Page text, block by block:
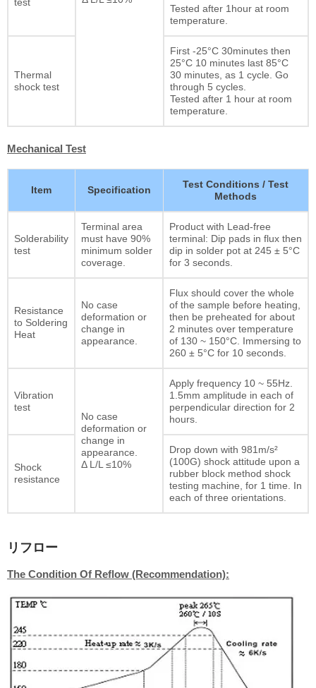
test
Tested after 1hour at room
temperature.
Thermal
shock test
First -25°C 30minutes then
25°C 10 minutes last 85°C
30 minutes, as 1 cycle. Go
through 5 cycles.
Tested after 1 hour at room
temperature.
Mechanical Test
Item Specification
Test Conditions / Test
Methods
Solderability
test
Terminal area
must have 90%
minimum solder
coverage.
Product with Lead-free
terminal: Dip pads in flux then
dip in solder pot at 245 ± 5°C
for 3 seconds.
Resistance
to Soldering
Heat
No case
deformation or
change in
appearance.
Flux should cover the whole
of the sample before heating,
then be preheated for about
2 minutes over temperature
of 130 ~ 150°C. Immersing to
260 ± 5°C for 10 seconds.
Vibration
test
No case
deformation or
change in
appearance.
Δ L/L ≤10%
Apply frequency 10 ~ 55Hz.
1.5mm amplitude in each of
perpendicular direction for 2
hours.
Shock
resistance
Drop down with 981m/s²
(100G) shock attitude upon a
rubber block method shock
testing machine, for 1 time. In
each of three orientations.
リフロー
The Condition Of Reflow (Recommendation):